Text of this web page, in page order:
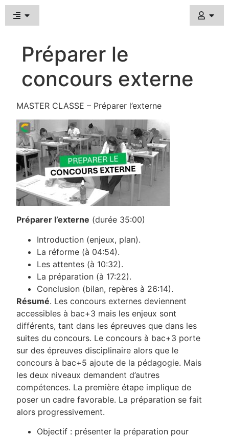
Préparer le
concours externe
MASTER CLASSE – Préparer l’externe
Préparer l’externe (durée 35:00)
Introduction (enjeux, plan).
La réforme (à 04:54).
Les attentes (à 10:32).
La préparation (à 17:22).
Conclusion (bilan, repères à 26:14).
Résumé. Les concours externes deviennent
accessibles à bac+3 mais les enjeux sont
différents, tant dans les épreuves que dans les
suites du concours. Le concours à bac+3 porte
sur des épreuves disciplinaire alors que le
concours à bac+5 ajoute de la pédagogie. Mais
les deux niveaux demandent d’autres
compétences. La première étape implique de
poser un cadre favorable. La préparation se fait
alors progressivement.
Objectif : présenter la préparation pour